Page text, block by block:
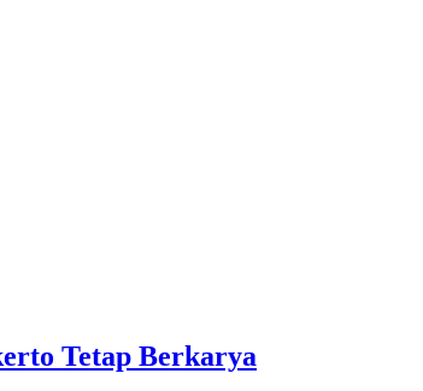
Tetap Berkarya